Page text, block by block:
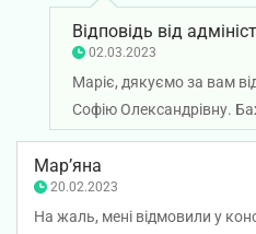
Відповідь від
02.03.2023
Маріє, дякуємо за вам
Софію Олександрівну.
Мар’яна
20.02.2023
На жаль, мені відмовили у